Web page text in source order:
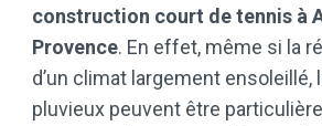
construction court de tennis à
Provence. En effet, même si la
d’un climat largement ensoleillé,
pluvieux peuvent être